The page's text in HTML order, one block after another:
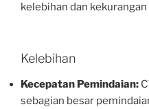
kelebihan dan
Kelebihan
Kecepatan Pemindaian:
sebagian besar